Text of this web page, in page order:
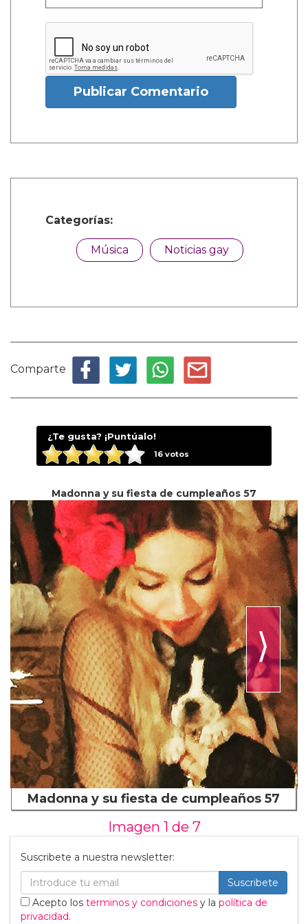
Publicar Comentario
Categorías:
Música Noticias gay
Comparte
¿Te gusta? ¡Puntúalo!
16votos
Madonna y su fiesta de cumpleaños 57
⟩
Madonna y su fiesta de cumpleaños 57
Imagen 1 de 7
Suscribete a nuestra newsletter:
Suscribete
Acepto los terminos y condiciones y la política de
privacidad.